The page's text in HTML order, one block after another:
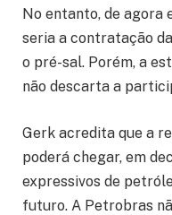
No entanto, de agora
seria a contratação
o pré-sal. Porém, a
não descarta a
Gerk acredita que a
poderá chegar, em
expressivos de
futuro. A Petrobras